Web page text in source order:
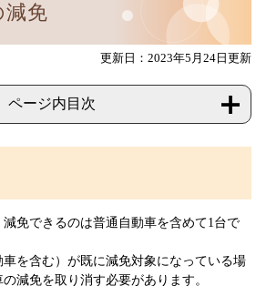
減免
更新日：2023年5月24日更新
ページ内目次
免できるのは普通自動車を含めて1台で
を含む）が既に減免対象になっている場
減免を取り消す必要があります。